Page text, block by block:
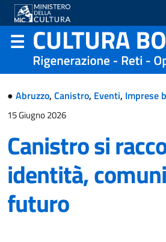
● Abruzzo, Canistro, Eventi, Imprese
15 Giugno 2026
Canistro si
identità,
futuro